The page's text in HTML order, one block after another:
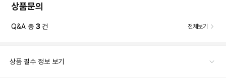
상품문의
Q&A 총 3 건 전체보기
상품 필수 정보 보기